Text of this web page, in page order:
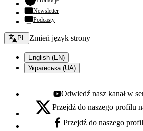
Newsletter
Podcasty
Zmień język - bieżący:
PL Zmień język strony
English (EN)
Українська (UA)
Youtube - otwiera się w nowej karcie
Odwiedź nasz kanał w
X - otwiera się w nowej karcie
Przejdź do naszego profilu
Facebook - otwiera się w nowej karcie
Przejdź do naszego